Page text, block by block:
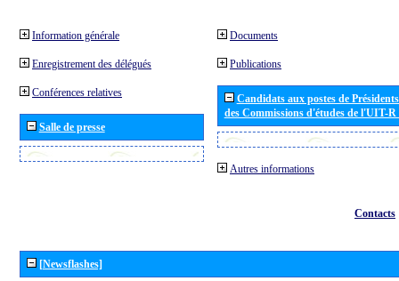
Information générale
Enregistrement des délégués
Conférences relatives
Salle de presse
Documents
Publications
Candidats aux postes de
des Commissions d'études de l'UIT-
Autres informations
Contacts
[Newsflashes]